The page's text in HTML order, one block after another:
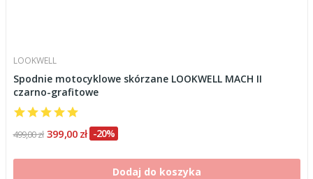
LOOKWELL
Spodnie motocyklowe skórzane LOOKWELL MACH II
czarno-grafitowe
499,00 zł 399,00 zł -20%
Dodaj do koszyka